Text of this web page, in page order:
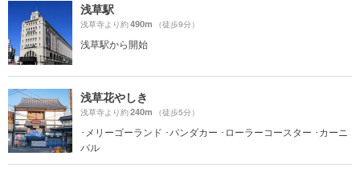
浅草駅
浅草寺より約490m （徒歩9分）
浅草駅から開始
浅草花やしき
浅草寺より約240m （徒歩5分）
･メリーゴーランド ･パンダカー ･ローラーコースター ･カーニ
バル